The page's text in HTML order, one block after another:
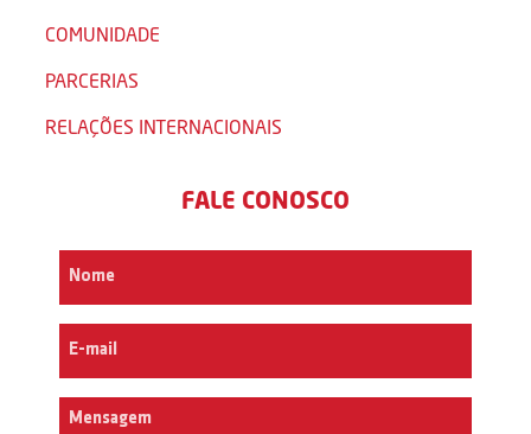
COMUNIDADE
PARCERIAS
RELAÇÕES INTERNACIONAIS
FALE CONOSCO